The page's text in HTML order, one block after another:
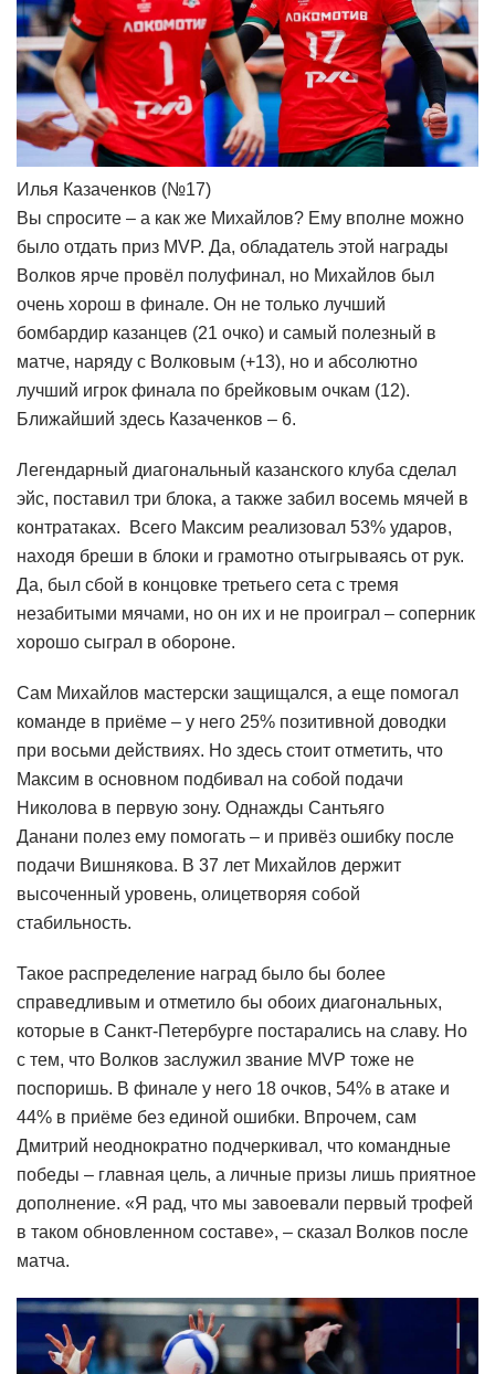
Илья Казаченков (№17)
Вы спросите – а как же Михайлов? Ему вполне можно
было отдать приз MVP. Да, обладатель этой награды
Волков ярче провёл полуфинал, но Михайлов был
очень хорош в финале. Он не только лучший
бомбардир казанцев (21 очко) и самый полезный в
матче, наряду с Волковым (+13), но и абсолютно
лучший игрок финала по брейковым очкам (12).
Ближайший здесь Казаченков – 6.
Легендарный диагональный казанского клуба сделал
эйс, поставил три блока, а также забил восемь мячей в
контратаках. Всего Максим реализовал 53% ударов,
находя бреши в блоки и грамотно отыгрываясь от рук.
Да, был сбой в концовке третьего сета с тремя
незабитыми мячами, но он их и не проиграл – соперник
хорошо сыграл в обороне.
Сам Михайлов мастерски защищался, а еще помогал
команде в приёме – у него 25% позитивной доводки
при восьми действиях. Но здесь стоит отметить, что
Максим в основном подбивал на собой подачи
Николова в первую зону. Однажды Сантьяго
Данани полез ему помогать – и привёз ошибку после
подачи Вишнякова. В 37 лет Михайлов держит
высоченный уровень, олицетворяя собой
стабильность.
Такое распределение наград было бы более
справедливым и отметило бы обоих диагональных,
которые в Санкт-Петербурге постарались на славу. Но
с тем, что Волков заслужил звание MVP тоже не
поспоришь. В финале у него 18 очков, 54% в атаке и
44% в приёме без единой ошибки. Впрочем, сам
Дмитрий неоднократно подчеркивал, что командные
победы – главная цель, а личные призы лишь приятное
дополнение. «Я рад, что мы завоевали первый трофей
в таком обновленном составе», – сказал Волков после
матча.